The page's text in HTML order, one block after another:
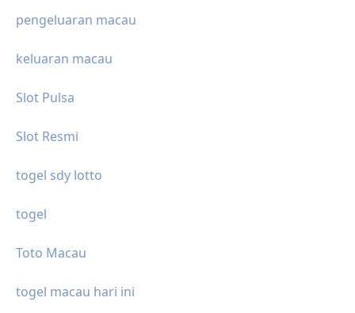
pengeluaran macau
keluaran macau
Slot Pulsa
Slot Resmi
togel sdy lotto
togel
Toto Macau
togel macau hari ini